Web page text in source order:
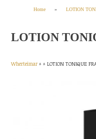
Home » LOTION
LOTION
Wherteimar » »LOTION TONIQUE